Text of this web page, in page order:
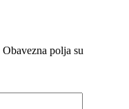
Obavezna polja su